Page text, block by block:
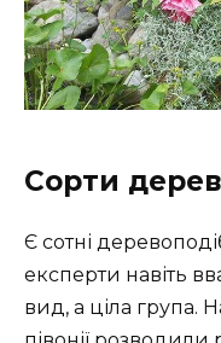
Сорти
Є сотні
експерти навіть
вид, а ціла група.